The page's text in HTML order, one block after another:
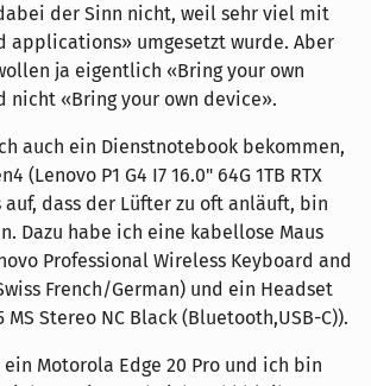
der Sinn nicht, weil sehr viel mit
applications» umgesetzt wurde. Aber
ja eigentlich «Bring your own
«Bring your own device».
auch ein Dienstnotebook bekommen,
(Lenovo P1 G4 I7 16.0" 64G 1TB RTX
auf, dass der Lüfter zu oft anläuft, bin
Dazu habe ich eine kabellose Maus
Professional Wireless Keyboard and
French/German) und ein Headset
MS Stereo NC Black (Bluetooth,USB-C)).
Motorola Edge 20 Pro und ich bin